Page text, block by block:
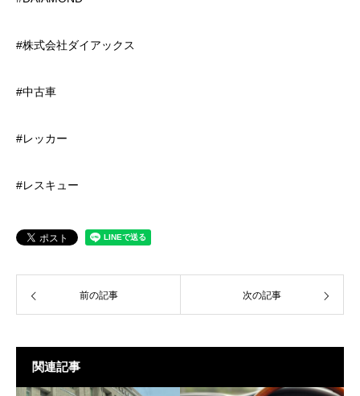
#株式会社ダイアックス
#中古車
#レッカー
#レスキュー
前の記事 次の記事
関連記事